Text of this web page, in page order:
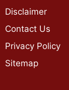
Disclaimer
Contact Us
Privacy Policy
Sitemap